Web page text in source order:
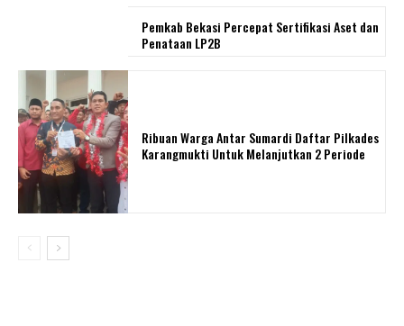
Pemkab Bekasi Percepat Sertifikasi Aset dan
Penataan LP2B
Ribuan Warga Antar Sumardi Daftar Pilkades
Karangmukti Untuk Melanjutkan 2 Periode